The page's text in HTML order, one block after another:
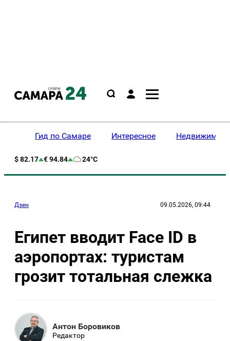
Гид по Самаре Интересное
$ 82.17 € 94.84 24°C
Дзен 09.05.2026, 09:44
Египет вводит Face ID в
аэропортах: туристам
грозит тотальная слежка
Антон Боровиков
Редактор